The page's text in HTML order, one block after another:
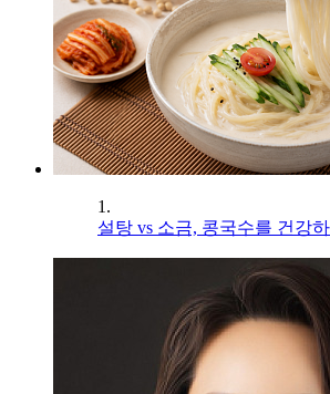
1.
설탕 vs 소금, 콩국수를 건강